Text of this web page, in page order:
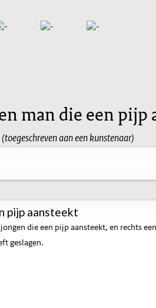
man die een pijp
(toegeschreven aan een kunstenaar)
pijp aansteekt
die een pijp aansteekt, en rechts
geslagen.